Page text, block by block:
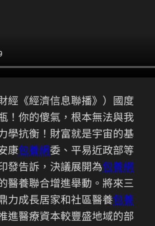
經《經濟信息聯播》）國度
！你的傻氣，根本無法與我
學抗衡！財富就是宇宙的基
康包養網委、平易近政部等
發告訴，決議展開為包養網
醫養聯合增進舉動。將來三
力成長居家和社區醫養包養
進醫療資本較豐盛地域的部